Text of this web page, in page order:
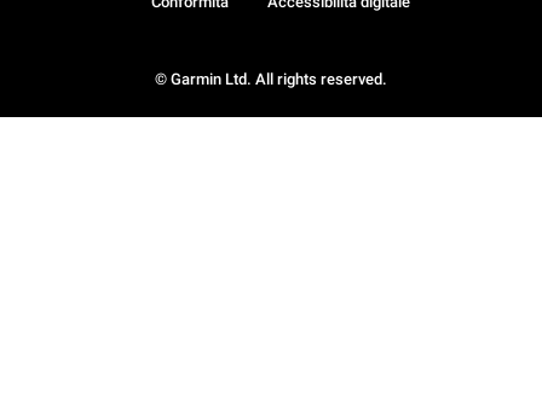
© Garmin Ltd. All rights reserved.